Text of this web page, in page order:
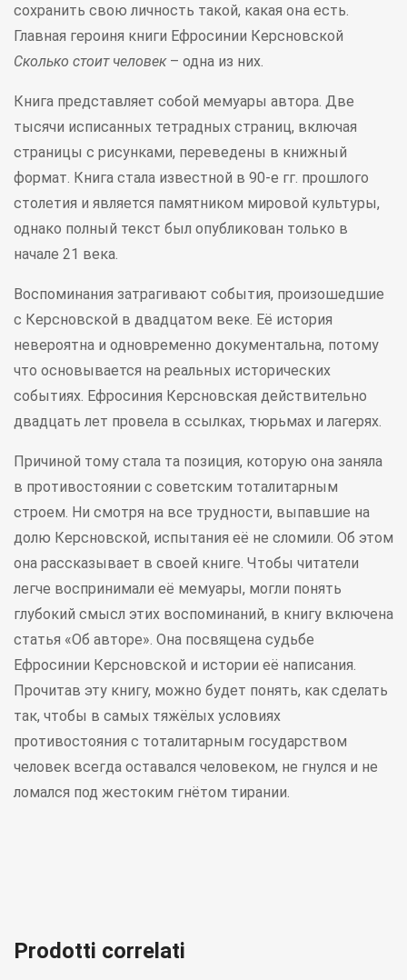
сохранить свою личность такой, какая она есть.
Главная героиня книги Ефросинии Керсновской
Сколько стоит человек– одна из них.
Книга представляет собой мемуары автора. Две
тысячи исписанных тетрадных страниц, включая
страницы с рисунками, переведены в книжный
формат. Книга стала известной в 90-е гг. прошлого
столетия и является памятником мировой культуры,
однако полный текст был опубликован только в
начале 21 века.
Воспоминания затрагивают события, произошедшие
с Керсновской в двадцатом веке. Её история
невероятна и одновременно документальна, потому
что основывается на реальных исторических
событиях. Ефросиния Керсновская действительно
двадцать лет провела в ссылках, тюрьмах и лагерях.
Причиной тому стала та позиция, которую она заняла
в противостоянии с советским тоталитарным
строем. Ни смотря на все трудности, выпавшие на
долю Керсновской, испытания её не сломили. Об этом
она рассказывает в своей книге. Чтобы читатели
легче воспринимали её мемуары, могли понять
глубокий смысл этих воспоминаний, в книгу включена
статья «Об авторе». Она посвящена судьбе
Ефросинии Керсновской и истории её написания.
Прочитав эту книгу, можно будет понять, как сделать
так, чтобы в самых тяжёлых условиях
противостояния с тоталитарным государством
человек всегда оставался человеком, не гнулся и не
ломался под жестоким гнётом тирании.
Prodotti correlati